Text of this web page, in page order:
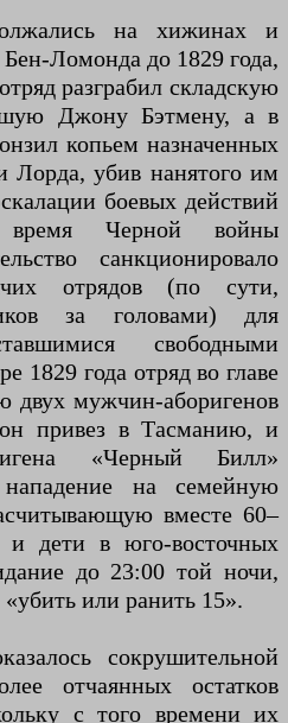
на хижинах и
Ломонда до 1829 года,
разграбил складскую
Джону Бэтмену, а в
копьем назначенных
Лорда, убив нанятого им
боевых действий
Черной войны
санкционировало
отрядов (по сути,
за головами) для
свободными
1829 года отряд во главе
мужчин-аборигенов
привез в Тасманию, и
«Черный Билл»
на семейную
вместе 60–
дети в юго-восточных
до 23:00 той ночи,
или ранить 15».
сокрушительной
отчаянных остатков
с того времени их